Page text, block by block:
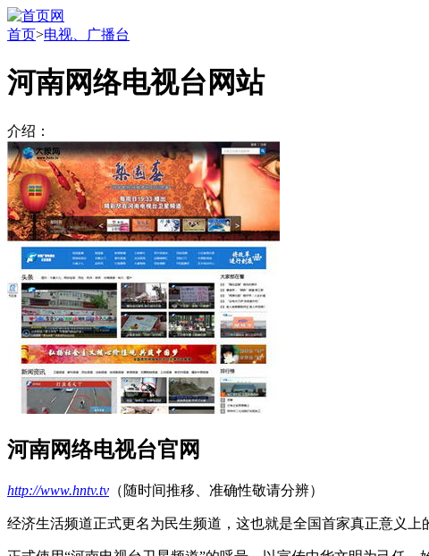
首页>电视、广播台
河南网络电视台网站
介绍：
河南网络电视台官网
http://www.hntv.tv （随时间推移、准确性敬请分辨）
经济生活频道正式更名为民生频道，这也就是全国首家真正意义